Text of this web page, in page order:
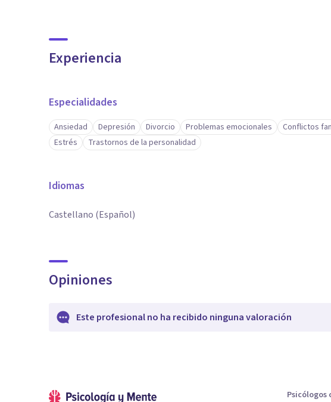
Experiencia
Especialidades
Ansiedad Depresión Divorcio Problemas emocionales Conflictos
Estrés
Trastornos de la personalidad
Idiomas
Castellano (Español)
Opiniones
Este profesional no ha recibido ninguna valoración
Psicólogos